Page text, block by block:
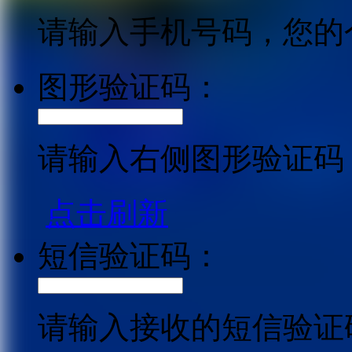
请输入手机号码，您
图形验证码：
请输入右侧图形验证码
点击刷新
短信验证码：
请输入接收的短信验证